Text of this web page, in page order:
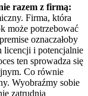
razem z firmą:
Firma, która
może potrzebować
oznaczałoby
licencji i potencjalnie
ten sprowadza się
Co równie
Wyobraźmy sobie
zatrudnia